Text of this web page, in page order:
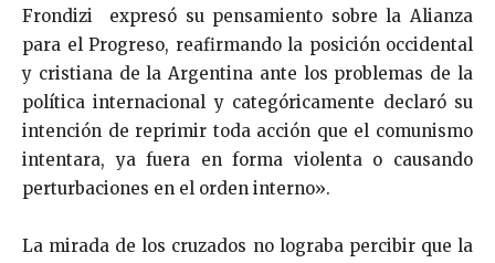
Frondizi expresó su pensamiento sobre la Alianza
para el Progreso, reafirmando la posición occidental
y cristiana de la Argentina ante los problemas de la
política interna­cional y categóricamente declaró su
intención de reprimir toda acción que el comunismo
intentara, ya fuera en forma violenta o causando
perturbaciones en el orden interno».
La mirada de los cruzados no lograba percibir que la